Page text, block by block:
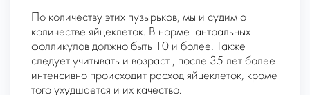
По количеству этих пузырьков, мы и судим о
количестве яйцеклеток. В норме антральных
фолликулов должно быть 10 и более.
Также
следует учитывать и возраст , после 35 лет более
интенсивно происходит расход яйцеклеток, кроме
того ухудшается и их качество.